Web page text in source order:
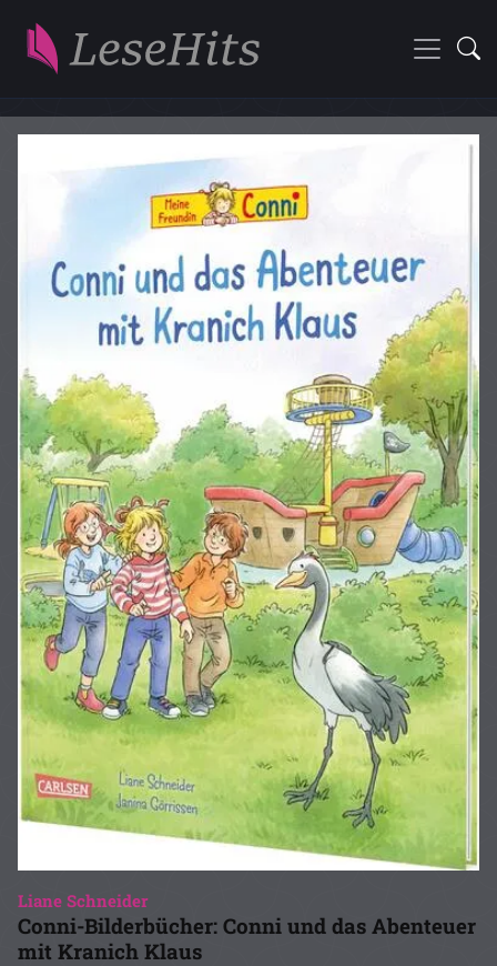
Liane Schneider
Conni-Bilderbücher: Conni und das Abenteuer
mit Kranich Klaus